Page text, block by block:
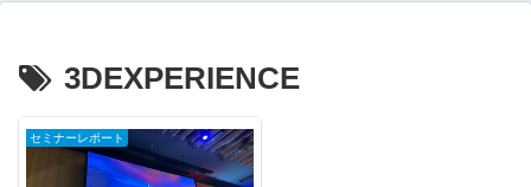
3DEXPERIENCE
セミナーレポート